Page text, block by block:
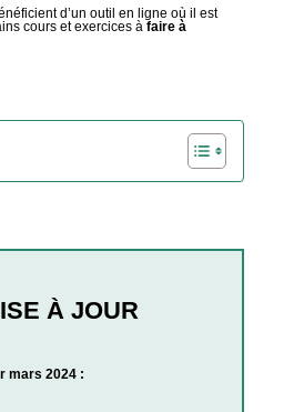
d’un outil en ligne où il est
cours et exercices à faire à
À JOUR
mars 2024 :